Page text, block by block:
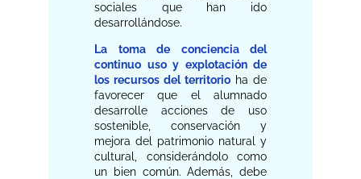
sociales que han ido
desarrollándose.
La toma de conciencia del
continuo uso y explotación de
los recursos del territorio ha de
favorecer que el alumnado
desarrolle acciones de uso
sostenible, conservación y
mejora del patrimonio natural y
cultural, considerándolo como
un bien común. Además, debe